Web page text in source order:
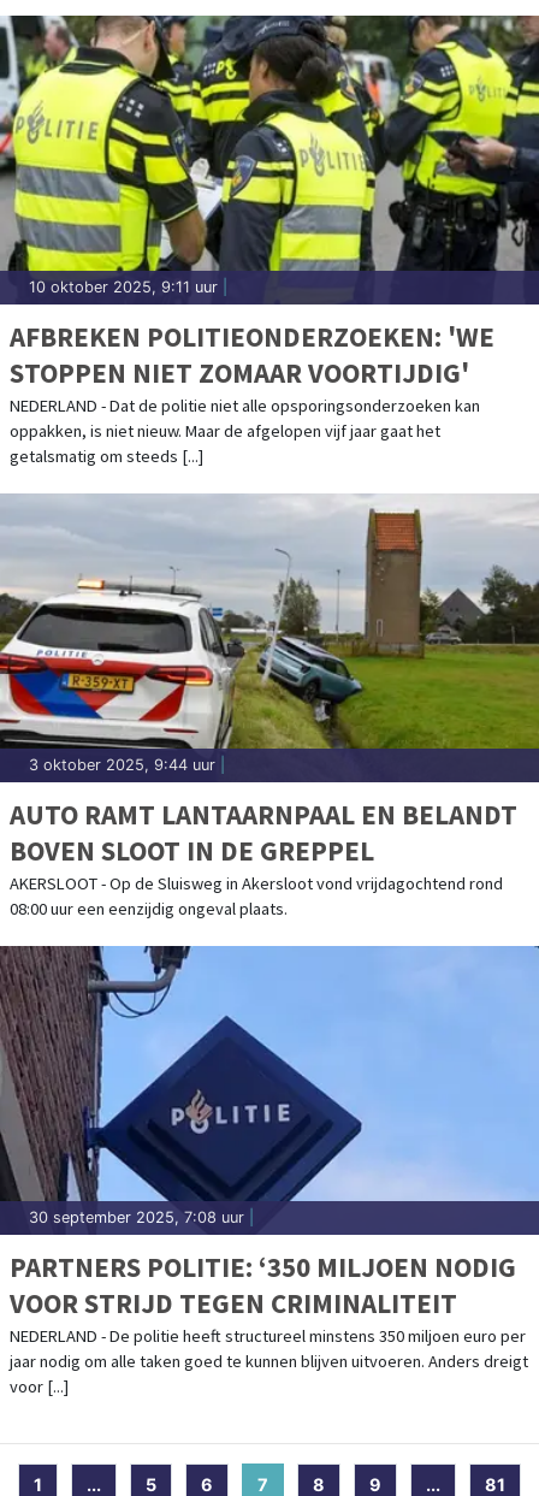
10 oktober 2025, 9:11 uur
AFBREKEN POLITIEONDERZOEKEN: 'WE
STOPPEN NIET ZOMAAR VOORTIJDIG'
NEDERLAND - Dat de politie niet alle opsporingsonderzoeken kan
oppakken, is niet nieuw. Maar de afgelopen vijf jaar gaat het
getalsmatig om steeds [...]
3 oktober 2025, 9:44 uur
AUTO RAMT LANTAARNPAAL EN BELANDT
BOVEN SLOOT IN DE GREPPEL
AKERSLOOT - Op de Sluisweg in Akersloot vond vrijdagochtend rond
08:00 uur een eenzijdig ongeval plaats.
30 september 2025, 7:08 uur
PARTNERS POLITIE: ‘350 MILJOEN NODIG
VOOR STRIJD TEGEN CRIMINALITEIT
NEDERLAND - De politie heeft structureel minstens 350 miljoen euro per
jaar nodig om alle taken goed te kunnen blijven uitvoeren. Anders dreigt
voor [...]
1 ... 5 6 7 (current)
8 9 ... 81